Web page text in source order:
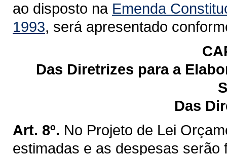
ao disposto na Emenda
1993, será apresentado
Das Diretrizes para a
Das
Art. 8º. No Projeto de Lei
estimadas e as despesas